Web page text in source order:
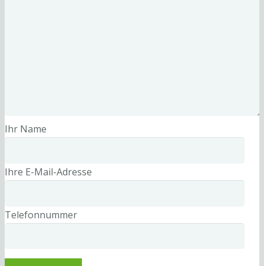
Ihr Name
Ihre E-Mail-Adresse
Telefonnummer